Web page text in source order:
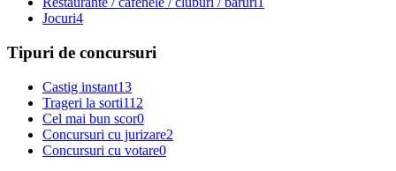
Jocuri4
Tipuri de concursuri
Castig instant13
Trageri la sorti112
Cel mai bun scor0
Concursuri cu jurizare2
Concursuri cu votare0